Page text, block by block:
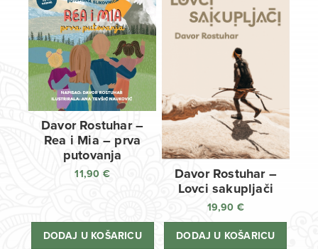
Davor Rostuhar –
Rea i Mia – prva
putovanja
11,90 €
DODAJ U KOŠARICU
Davor Rostuhar –
Lovci sakupljači
19,90 €
DODAJ U KOŠARICU